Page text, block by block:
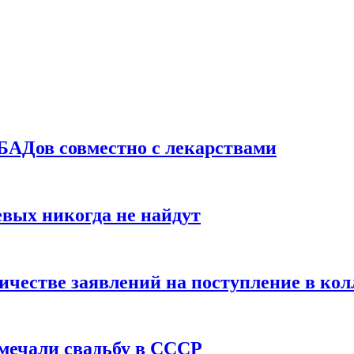
совместно с лекарствами
никогда не найдут
заявлений на поступление в
свадьбу в СССР